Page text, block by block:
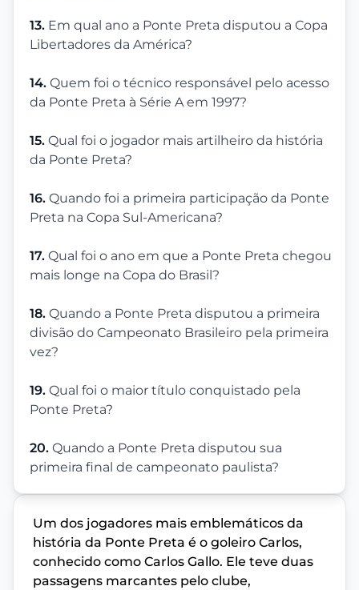
13. Em qual ano a Ponte Preta disputou a Copa
Libertadores da América?
14. Quem foi o técnico responsável pelo acesso
da Ponte Preta à Série A em 1997?
15. Qual foi o jogador mais artilheiro da história
da Ponte Preta?
16. Quando foi a primeira participação da Ponte
Preta na Copa Sul-Americana?
17. Qual foi o ano em que a Ponte Preta chegou
mais longe na Copa do Brasil?
18. Quando a Ponte Preta disputou a primeira
divisão do Campeonato Brasileiro pela primeira
vez?
19. Qual foi o maior título conquistado pela
Ponte Preta?
20. Quando a Ponte Preta disputou sua
primeira final de campeonato paulista?
Um dos jogadores mais emblemáticos da
história da Ponte Preta é o goleiro Carlos,
conhecido como Carlos Gallo. Ele teve duas
passagens marcantes pelo clube,